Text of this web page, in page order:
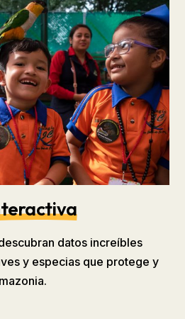
datos increíbles
y especias que protege y